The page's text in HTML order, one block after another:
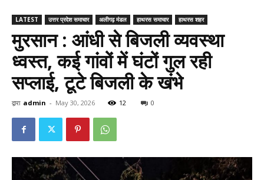
LATEST उत्तर प्रदेश समाचार अलीगढ़ मंडल हाथरस समाचार हाथरस शहर
मुरसान : आंधी से बिजली व्यवस्था
ध्वस्त, कई गांवों में घंटों गुल रही
सप्लाई, टूटे बिजली के खंभे
द्वारा admin - May 30, 2026 12 0